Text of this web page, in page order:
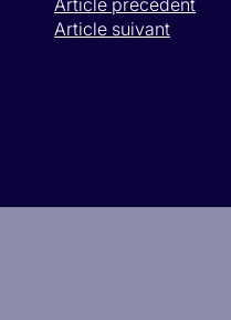
Article précédent
Article suivant